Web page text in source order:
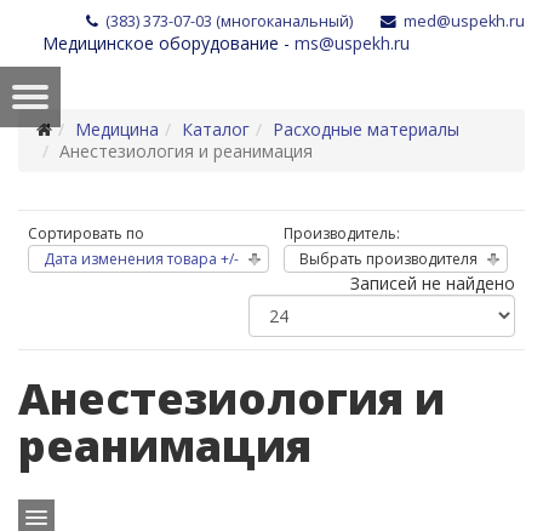
(383) 373-07-03 (многоканальный) med@uspekh.ru
Медицинское оборудование - ms@uspekh.ru
Медицина Каталог
Расходные материалы
Анестезиология и реанимация
Сортировать по
Дата изменения товара +/-
Производитель:
Выбрать производителя
Записей не найдено
Анестезиология и
реанимация